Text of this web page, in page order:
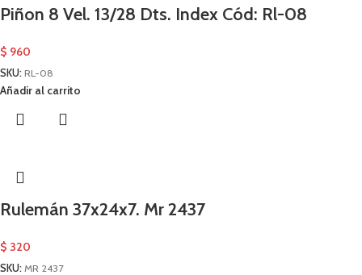
Piñon 8 Vel. 13/28 Dts. Index Cód: Rl-08
$ 960
SKU: RL-08
Añadir al carrito
Rulemán 37x24x7. Mr 2437
$ 320
SKU: MR 2437